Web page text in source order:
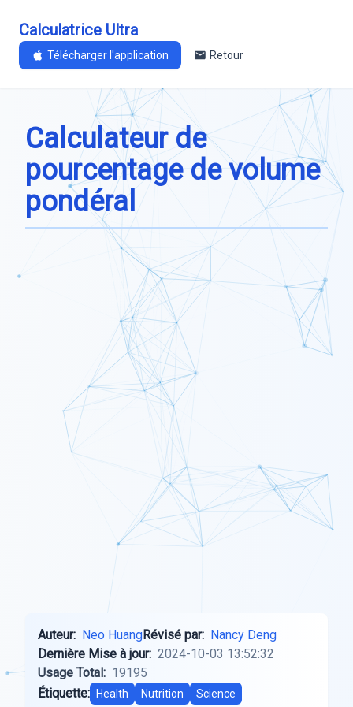
Calculatrice Ultra
Télécharger l'application Retour
Calculateur de
pourcentage de volume
pondéral
Auteur: Neo HuangRévisé par: Nancy Deng
Dernière Mise à jour: 2024-10-03 13:52:32
Usage Total: 19195
Étiquette:
Health Nutrition Science